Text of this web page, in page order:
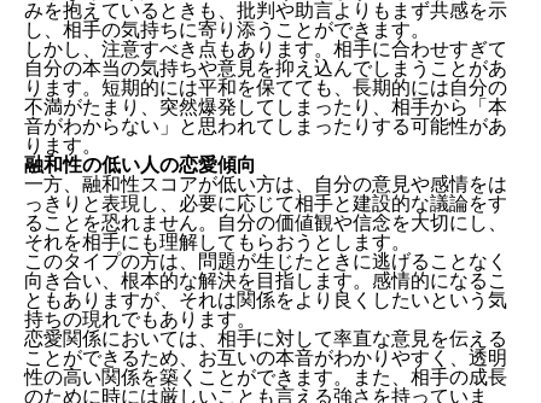
みを抱えているときも、批判や助言よりもまず共感を示
し、相手の気持ちに寄り添うことができます。
しかし、注意すべき点もあります。相手に合わせすぎて
自分の本当の気持ちや意見を抑え込んでしまうことがあ
ります。短期的には平和を保てても、長期的には自分の
不満がたまり、突然爆発してしまったり、相手から「本
音がわからない」と思われてしまったりする可能性があ
ります。
融和性の低い人の恋愛傾向
一方、融和性スコアが低い方は、自分の意見や感情をは
っきりと表現し、必要に応じて相手と建設的な議論をす
ることを恐れません。自分の価値観や信念を大切にし、
それを相手にも理解してもらおうとします。
このタイプの方は、問題が生じたときに逃げることなく
向き合い、根本的な解決を目指します。感情的になるこ
ともありますが、それは関係をより良くしたいという気
持ちの現れでもあります。
恋愛関係においては、相手に対して率直な意見を伝える
ことができるため、お互いの本音がわかりやすく、透明
性の高い関係を築くことができます。また、相手の成長
のために時には厳しいことも言える強さを持っていま